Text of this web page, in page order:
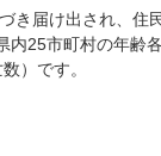
き届け出され、住
25市町村の年齢
）です。